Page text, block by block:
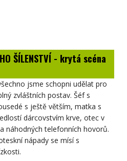
ŠÍLENSTVÍ - krytá scéna
jsme schopni udělat pro
zvláštních postav. Šéf s
s ještě větším, matka s
dárcovstvím krve, otec v
náhodných telefonních hovorů.
nápady se mísí s